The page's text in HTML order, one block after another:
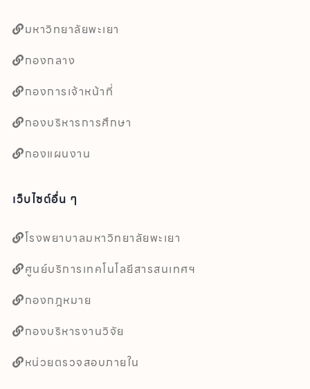
มหาวิทยาลัยพะเยา
กองกลาง
กองการเจ้าหน้าที่
กองบริหารการศึกษา
กองแผนงาน
เว็บไซต์อื่น ๆ
โรงพยาบาลมหาวิทยาลัยพะเยา
ศูนย์บริการเทคโนโลยีสารสนเทศฯ
กองกฎหมาย
กองบริหารงานวิจัย
หน่วยตรวจสอบภายใน